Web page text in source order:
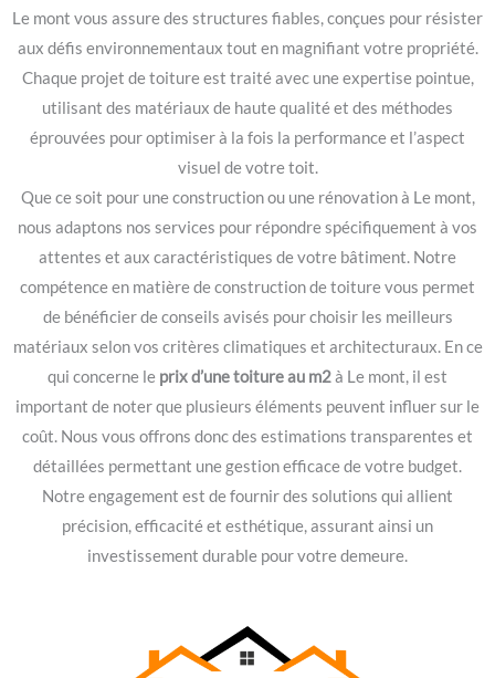
Le mont vous assure des structures fiables, conçues pour résister
aux défis environnementaux tout en magnifiant votre propriété.
Chaque projet de toiture est traité avec une expertise pointue,
utilisant des matériaux de haute qualité et des méthodes
éprouvées pour optimiser à la fois la performance et l’aspect
visuel de votre toit.
Que ce soit pour une construction ou une rénovation à Le mont,
nous adaptons nos services pour répondre spécifiquement à vos
attentes et aux caractéristiques de votre bâtiment. Notre
compétence en matière de construction de toiture vous permet
de bénéficier de conseils avisés pour choisir les meilleurs
matériaux selon vos critères climatiques et architecturaux. En ce
qui concerne le prix d’une toiture au m2à Le mont, il est
important de noter que plusieurs éléments peuvent influer sur le
coût. Nous vous offrons donc des estimations transparentes et
détaillées permettant une gestion efficace de votre budget.
Notre engagement est de fournir des solutions qui allient
précision, efficacité et esthétique, assurant ainsi un
investissement durable pour votre demeure.